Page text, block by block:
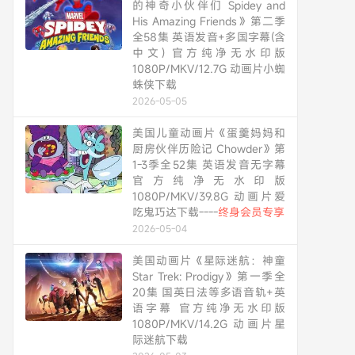
的神奇小伙伴们 Spidey and
His Amazing Friends》第二季
全58集 英语发音+多国字幕(含
中文) 官方纯净无水印版
1080P/MKV/12.7G 动画片小蜘
蛛侠下载
2026-05-05
美国儿童动画片《蛋羹妈妈和
厨房伙伴历险记 Chowder》第
1-3季全52集 英语发音无字幕
官方纯净无水印版
1080P/MKV/39.8G 动画片爱
吃鬼巧达下载----终身会员专享
2026-05-04
美国动画片《星际迷航：神童
Star Trek: Prodigy》第一季全
20集 国英日法等多语音轨+英
语字幕 官方纯净无水印版
1080P/MKV/14.2G 动画片星
际迷航下载